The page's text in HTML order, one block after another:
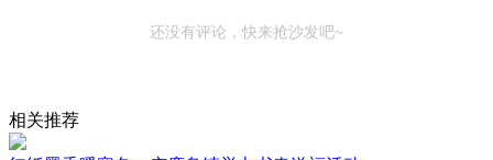
还没有评论，快来抢沙发吧~
相关推荐